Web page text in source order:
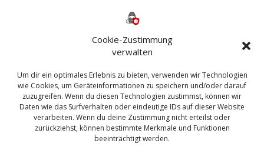
Cookie-Zustimmung
verwalten
Um dir ein optimales Erlebnis zu bieten, verwenden wir Technologien
wie Cookies, um Geräteinformationen zu speichern und/oder darauf
zuzugreifen. Wenn du diesen Technologien zustimmst, können wir
Daten wie das Surfverhalten oder eindeutige IDs auf dieser Website
verarbeiten. Wenn du deine Zustimmung nicht erteilst oder
zurückziehst, können bestimmte Merkmale und Funktionen
beeinträchtigt werden.
Bautagebuch
Exchange firewall Fritzbox
Microsoft
Sanierung SBS Security Server Sicherheit
Sicherung SIEM Sophos SSL Ubuntu
Update Upgrade UTM VCenter VCSA Veeam
VMWare VPN WAZUH Windows
Zertifikat